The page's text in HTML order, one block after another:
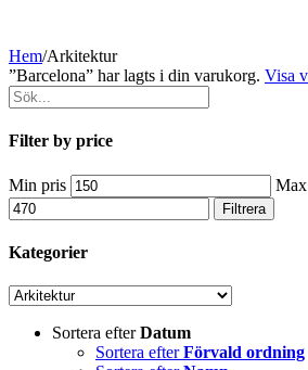
Hem/Arkitektur
”Barcelona” har lagts i din varukorg. Visa
Filter by price
Min pris
Filtrera
Kategorier
Sortera efterDatum
Sortera efterFörvald ordning